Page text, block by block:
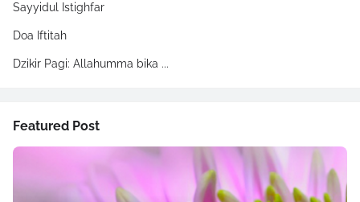
Sayyidul Istighfar
Doa Iftitah
Dzikir Pagi: Allahumma bika ...
Featured Post